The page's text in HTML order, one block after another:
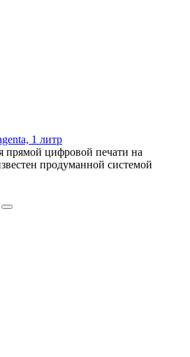
1 литр
прямой цифровой печати на
продуманной системой